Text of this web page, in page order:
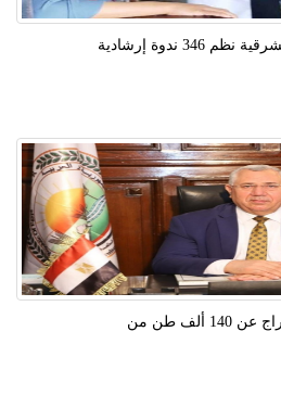
346 ندوة إرشادية
ألف طن من